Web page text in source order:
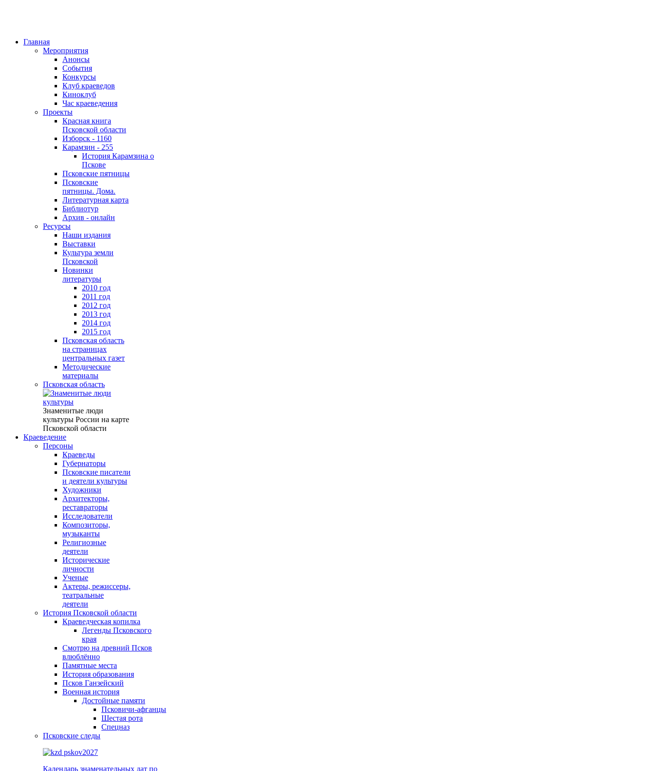
Главная
Мероприятия
Анонсы
События
Конкурсы
Клуб краеведов
Киноклуб
Час краеведения
Проекты
Красная книга
Псковской области
Изборск - 1160
Карамзин - 255
История Карамзина о
Пскове
Псковские пятницы
Псковские
пятницы. Дома.
Литературная карта
Библиотур
Архив - онлайн
Ресурсы
Наши издания
Выставки
Культура земли
Псковской
Новинки
литературы
2010 год
2011 год
2012 год
2013 год
2014 год
2015 год
Псковская область
на страницах
центральных газет
Методические
материалы
Псковская область
Знаменитые люди
культуры России на карте
Псковской области
Краеведение
Персоны
Краеведы
Губернаторы
Псковские писатели
и деятели культуры
Художники
Архитекторы,
реставраторы
Исследователи
Композиторы,
музыканты
Религиозные
деятели
Исторические
личности
Ученые
Актеры, режиссеры,
театральные
деятели
История Псковской области
Краеведческая копилка
Легенды Псковского
края
Смотрю на древний Псков
влюблённо
Памятные места
История образования
Псков Ганзейский
Военная история
Достойные памяти
Псковичи-афганцы
Шестая рота
Спецназ
Псковские следы
Календарь знаменательных дат по